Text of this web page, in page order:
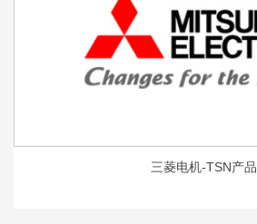
三菱电机-TSN产品